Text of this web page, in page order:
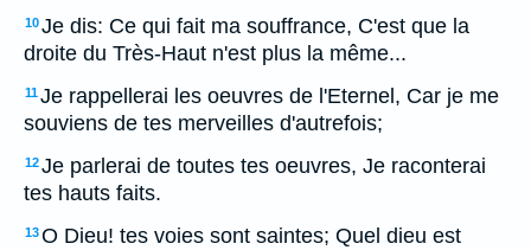
10Je dis: Ce qui fait ma souffrance, C'est que la
droite du Très-Haut n'est plus la même...
11Je rappellerai les oeuvres de l'Eternel, Car je me
souviens de tes merveilles d'autrefois;
12Je parlerai de toutes tes oeuvres, Je raconterai
tes hauts faits.
13O Dieu! tes voies sont saintes; Quel dieu est